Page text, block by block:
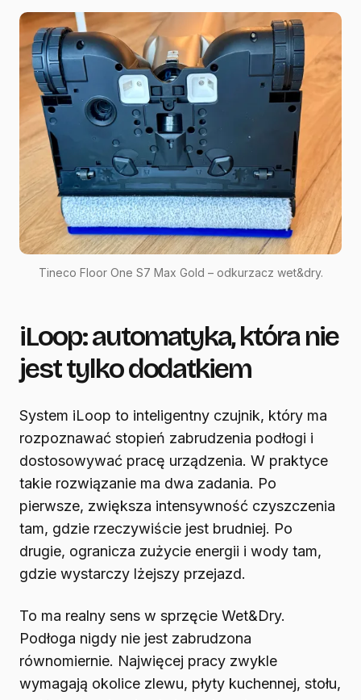
Tineco Floor One S7 Max Gold – odkurzacz wet&dry.
iLoop: automatyka, która nie
jest tylko dodatkiem
System iLoop to inteligentny czujnik, który ma
rozpoznawać stopień zabrudzenia podłogi i
dostosowywać pracę urządzenia. W praktyce
takie rozwiązanie ma dwa zadania. Po
pierwsze, zwiększa intensywność czyszczenia
tam, gdzie rzeczywiście jest brudniej. Po
drugie, ogranicza zużycie energii i wody tam,
gdzie wystarczy lżejszy przejazd.
To ma realny sens w sprzęcie Wet&Dry.
Podłoga nigdy nie jest zabrudzona
równomiernie. Najwięcej pracy zwykle
wymagają okolice zlewu, płyty kuchennej, stołu,